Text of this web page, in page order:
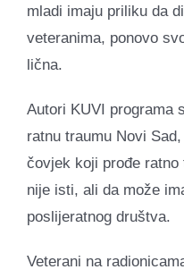
mladi imaju priliku da
veteranima, ponovo
lična.
Autori KUVI programa
ratnu traumu Novi
čovjek koji prođe
nije isti, ali da može
poslijeratnog društva.
Veterani na